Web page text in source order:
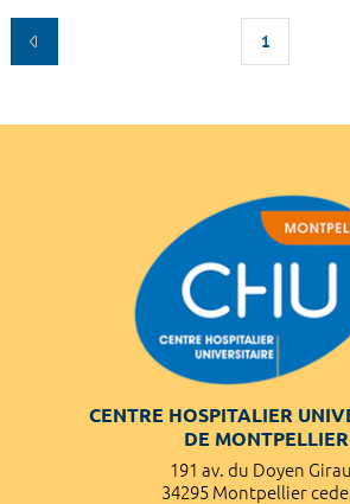
1
CENTRE HOSPITALIER
DE MONTPELLIER
191 av. du Doyen
34295 Montpellier